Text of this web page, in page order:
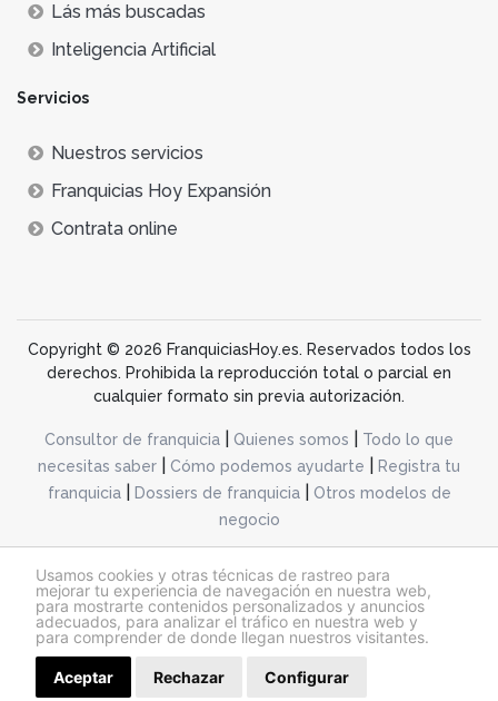
Usamos cookies y otras técnicas de rastreo para
mejorar tu experiencia de navegación en nuestra web,
para mostrarte contenidos personalizados y anuncios
adecuados, para analizar el tráfico en nuestra web y
para comprender de donde llegan nuestros visitantes.
Aceptar Rechazar Configurar
Solicitar información
Lás más buscadas
Inteligencia Artificial
Servicios
Nuestros servicios
Franquicias Hoy Expansión
Contrata online
Copyright © 2026 FranquiciasHoy.es. Reservados todos los
derechos. Prohibida la reproducción total o parcial en
cualquier formato sin previa autorización.
Consultor de franquicia Quienes somos
Todo lo que
necesitas saber
Cómo podemos ayudarte
Registra tu
franquicia| Dossiers de franquicia|
Otros modelos de
negocio
@franquiciashoy.es |Aviso legal| Política de cookies|Política de privacidad